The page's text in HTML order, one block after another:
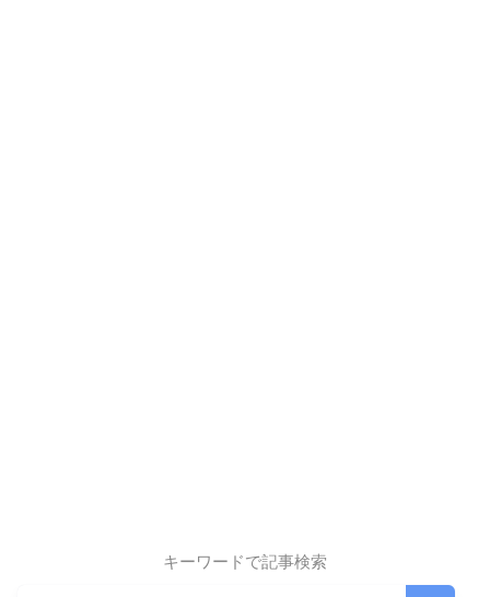
キーワードで記事検索